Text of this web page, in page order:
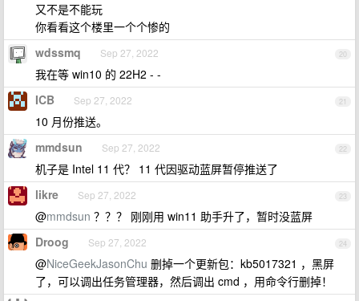
又不是不能玩
你看看这个楼里一个个惨的
20
wdssmq Sep 27, 2022
我在等 win10 的 22H2 - -
21
ICB Sep 27, 2022
10 月份推送。
22
mmdsun Sep 27, 2022
机子是 Intel 11 代？ 11 代因驱动蓝屏暂停推送了
23
likre Sep 27, 2022
@mmdsun ？？？ 刚刚用 win11 助手升了，暂时没蓝屏
24
Droog Sep 27, 2022
@NiceGeekJasonChu 删掉一个更新包：kb5017321 ，黑屏
了，可以调出任务管理器，然后调出 cmd ，用命令行删掉！